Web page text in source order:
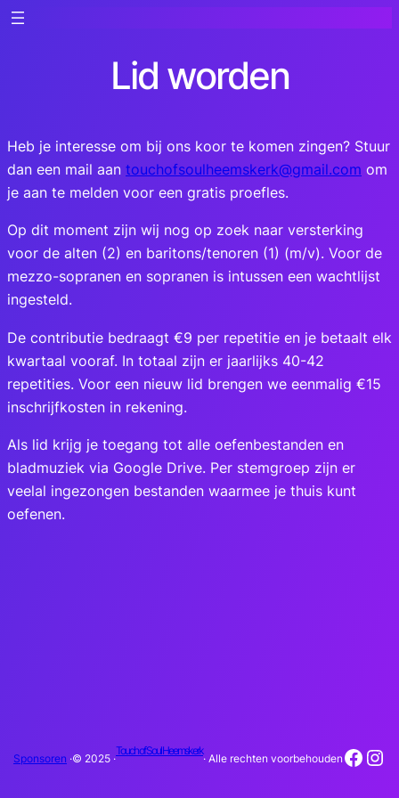
Lid worden
Heb je interesse om bij ons koor te komen zingen? Stuur
dan een mail aan touchofsoulheemskerk@gmail.com om
je aan te melden voor een gratis proefles.
Op dit moment zijn wij nog op zoek naar versterking
voor de alten (2) en baritons/tenoren (1) (m/v). Voor de
mezzo-sopranen en sopranen is intussen een wachtlijst
ingesteld.
De contributie bedraagt €9 per repetitie en je betaalt elk
kwartaal vooraf. In totaal zijn er jaarlijks 40-42
repetities. Voor een nieuw lid brengen we eenmalig €15
inschrijfkosten in rekening.
Als lid krijg je toegang tot alle oefenbestanden en
bladmuziek via Google Drive. Per stemgroep zijn er
veelal ingezongen bestanden waarmee je thuis kunt
oefenen.
Sponsoren ·© 2025 ·
Touch of Soul Heemskerk
· Alle rechten voorbehouden